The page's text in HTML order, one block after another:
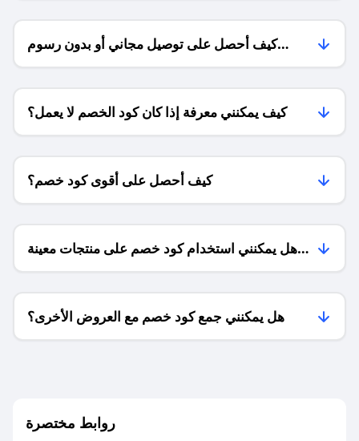
كيف أحصل على توصيل مجاني أو بدون رسوم
الشحن ؟
كيف يمكنني معرفة إذا كان كود الخصم لا يعمل؟
كيف أحصل على أقوى كود خصم؟
هل يمكنني استخدام كود خصم على منتجات معينة
فقط؟
هل يمكنني جمع كود خصم مع العروض الأخرى؟
روابط مختصرة